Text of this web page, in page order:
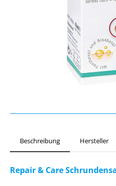
Beschreibung Hersteller
Repair & Care